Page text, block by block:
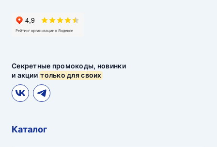
Секретные промокоды, новинки
и акциитолько для своих
Каталог